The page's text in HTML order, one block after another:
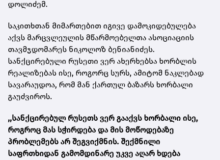
დოლიძემ.
საკითხთან მიმართებით იგივე დამოკიდებულება
აქვს მარცვლეულის მწარმოებელთა ასოციაციის
თავმჯდომარეს ნიკოლოზ ბენიანიძეს.
სანქცირებული რუსეთი ვერ ახერხებსა ხორბლის
რეალიზებას ისე, როგორც სურს, ამიტომ ნაკლებად
სავარაუდოა, რომ მან ქართულ ბაზარს ხორბალი
გაუძვიროს.
,,სანქცირებულ რუსეთს ვერ გააქვს ხორბალი ისე,
როგროც მას სჭირდება და მის მოწოდებაზე
პრობლემებს არ შეგვიქმნის. შექმნილი
საფრთხიდან გამომდინარე უკვე აღარ ხდება